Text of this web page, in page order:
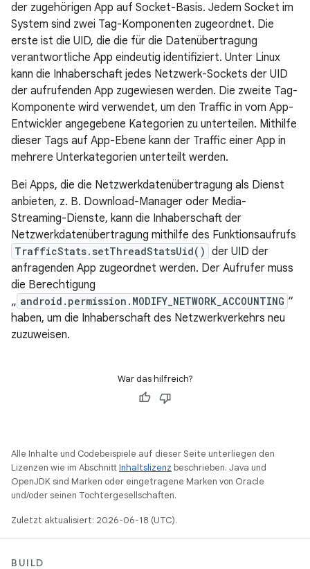
der zugehörigen App auf Socket-Basis. Jedem Socket im
System sind zwei Tag-Komponenten zugeordnet. Die
erste ist die UID, die die für die Datenübertragung
verantwortliche App eindeutig identifiziert. Unter Linux
kann die Inhaberschaft jedes Netzwerk-Sockets der UID
der aufrufenden App zugewiesen werden. Die zweite Tag-
Komponente wird verwendet, um den Traffic in vom App-
Entwickler angegebene Kategorien zu unterteilen. Mithilfe
dieser Tags auf App-Ebene kann der Traffic einer App in
mehrere Unterkategorien unterteilt werden.
Bei Apps, die die Netzwerkdatenübertragung als Dienst
anbieten, z. B. Download-Manager oder Media-
Streaming-Dienste, kann die Inhaberschaft der
Netzwerkdatenübertragung mithilfe des Funktionsaufrufs
TrafficStats.setThreadStatsUid() der UID der
anfragenden App zugeordnet werden. Der Aufrufer muss
die Berechtigung
„ android.permission.MODIFY_NETWORK_ACCOUNTING “
haben, um die Inhaberschaft des Netzwerkverkehrs neu
zuzuweisen.
War das hilfreich?
Alle Inhalte und Codebeispiele auf dieser Seite unterliegen den
Lizenzen wie im AbschnittInhaltslizenz beschrieben. Java und
OpenJDK sind Marken oder eingetragene Marken von Oracle
und/oder seinen Tochtergesellschaften.
Zuletzt aktualisiert: 2026-06-18 (UTC).
BUILD